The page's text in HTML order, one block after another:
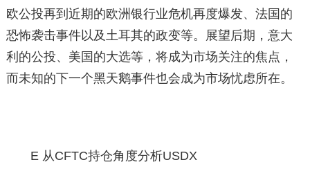
欧公投再到近期的欧洲银行业危机再度爆发、法国的
恐怖袭击事件以及土耳其的政变等。展望后期，意大
利的公投、美国的大选等，将成为市场关注的焦点，
而未知的下一个黑天鹅事件也会成为市场忧虑所在。
E 从CFTC持仓角度分析USDX